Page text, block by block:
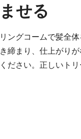
ませる
リングコームで髪全
き締まり、仕上がり
ください。正しいト